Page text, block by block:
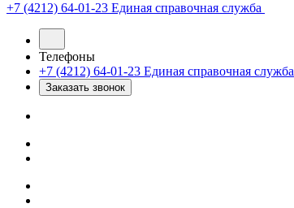
+7 (4212) 64-01-23 Единая справочная служба
Телефоны
+7 (4212) 64-01-23 Единая справочная служба
Заказать звонок